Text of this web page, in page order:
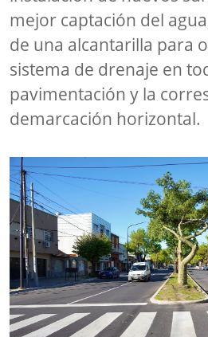
mejor captación del
de una alcantarilla para
sistema de drenaje en
pavimentación y la
demarcación horizontal.